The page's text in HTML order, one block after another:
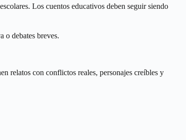
Los cuentos educativos deben seguir siendo
o debates breves.
relatos con conflictos reales, personajes creíbles y